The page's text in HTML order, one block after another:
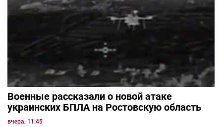
Военные рассказали о новой атаке
украинских БПЛА на Ростовскую область
вчера, 11:45